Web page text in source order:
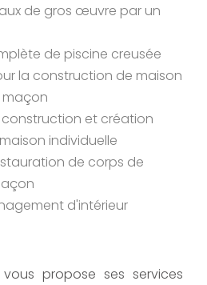
de gros œuvre par un
de piscine creusée
la construction de maison
construction et création
individuelle
de corps de
d'intérieur
vous propose ses services